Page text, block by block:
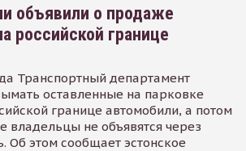
объявили о продаже
российской границе
Транспортный департамент
оставленные на парковке
границе автомобили, а потом
владельцы не объявятся через
Об этом сообщает эстонское